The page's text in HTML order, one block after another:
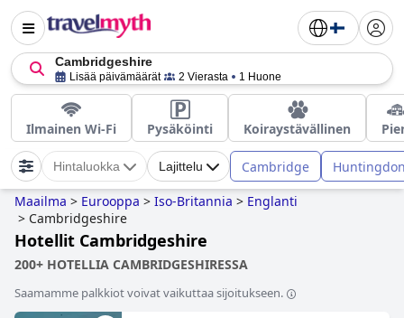
Cambridgeshire
Lisää päivämäärät 2 Vierasta 1 Huone
Ilmainen Wi-Fi Pysäköinti Koiraystävällinen
Hintaluokka Lajittelu Cambridge
Maailma > Eurooppa > Iso-Britannia > Englanti
> Cambridgeshire
Hotellit Cambridgeshire
200+ HOTELLIA CAMBRIDGESHIRESSA
Saamamme palkkiot voivat vaikuttaa sijoitukseen.